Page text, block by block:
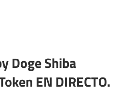
Doge Shiba
EN DIRECTO.